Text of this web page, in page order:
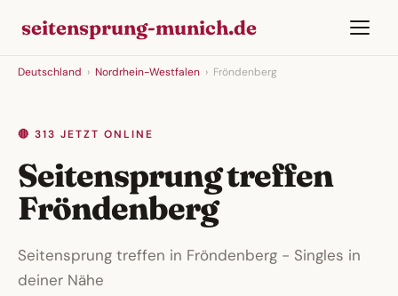
seitensprung-munich.de
Deutschland › Nordrhein-Westfalen › Fröndenberg
🔴 313 JETZT ONLINE
Seitensprung treffen
Fröndenberg
Seitensprung treffen in Fröndenberg - Singles in
deiner Nähe